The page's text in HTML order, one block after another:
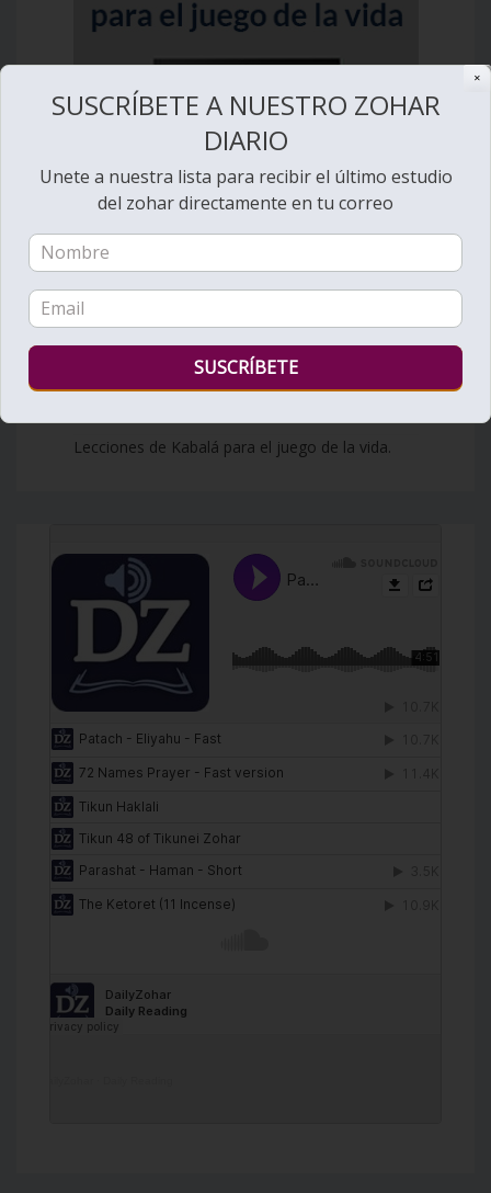
Lecciones de Kabalá para el juego de la vida.
✕
SUSCRÍBETE A NUESTRO ZOHAR
DIARIO
Unete a nuestra lista para recibir el último estudio
del zohar directamente en tu correo